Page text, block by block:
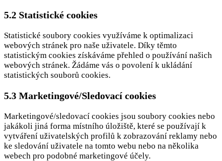
5.2 Statistické cookies
Statistické soubory cookies využíváme k optimalizaci
webových stránek pro naše uživatele. Díky těmto
statistickým cookies získáváme přehled o používání našich
webových stránek. Žádáme vás o povolení k ukládání
statistických souborů cookies.
5.3 Marketingové/Sledovací cookies
Marketingové/sledovací cookies jsou soubory cookies nebo
jakákoli jiná forma místního úložiště, které se používají k
vytváření uživatelských profilů k zobrazování reklamy nebo
ke sledování uživatele na tomto webu nebo na několika
webech pro podobné marketingové účely.